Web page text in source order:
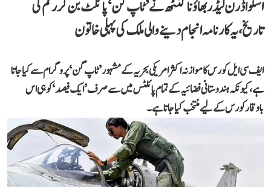
اسکواڈرن لیڈر بھاؤنا کنٹھ نے ’ٹاپ گن‘ پائلٹ بن کر رقم کی
تاریخ، یہ کارنامہ انجام دینے والی ملک کی پہلی خاتون
ایف سی ایل کورس کا موازنہ اکثر امریکی بحریہ کے مشہور ’ٹاپ گن‘ پروگرام سے کیا جاتا
ہے، کیونکہ ہندوستانی فضائیہ کے تمام پائلٹس میں سے صرف ’ایک فیصد‘ کو ہی اس
باوقار کورس کے لیے منتخب کیا جاتا ہے۔